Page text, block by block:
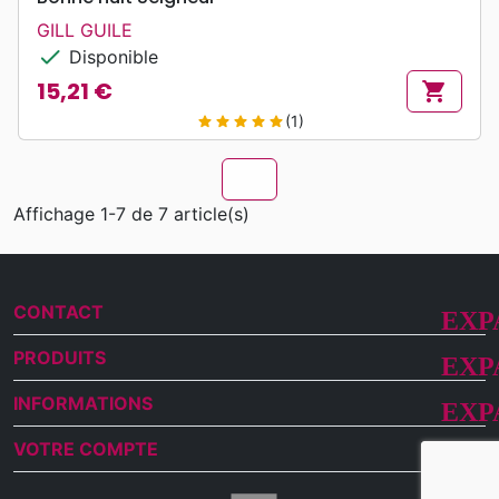
GILL GUILE
check Disponible
Prix
15,21 € shopping_cart
star star star star star(1)
Affichage 1-7 de 7 article(s)
CONTACT
PRODUITS
INFORMATIONS
VOTRE COMPTE